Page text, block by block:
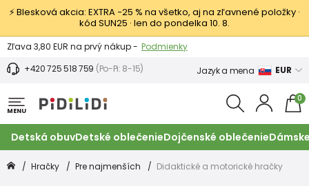
⚡ Blesková akcia: EXTRA −25 % na všetko, aj na zľavnené položky ·
kód SUN25 · len do pondelka 10. 8.
Výmena a vrátenie tovaru - Zobraziť
Zľava 3,80 EUR na prvý nákup - Podmienky
+420 725 518 759 (Po-Pi: 8-15) Jazyk a mena EUR
MENU
0
Detská obuvDetské oblečenieDojčenské oblečenie
Hračky Pre najmenších Didaktické a motorické hračky